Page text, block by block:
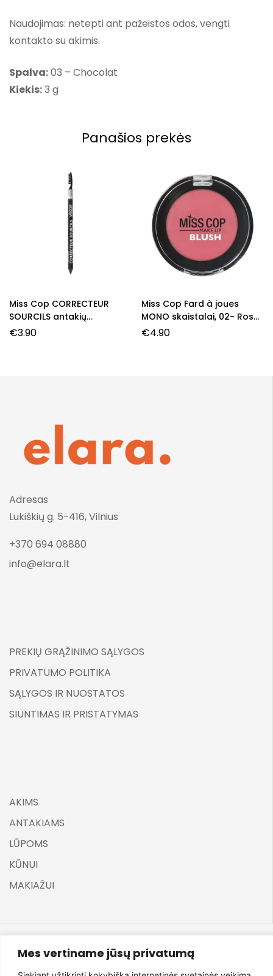
Mes vertiname jūsų privatumą
Naudojimas: netepti ant pažeistos odos, vengti
kontakto su akimis.
Spalva:03 – Chocolat
Kiekis:3 g
Panašios prekės
Miss Cop CORRECTEUR
SOURCILS antakių
pieštukas, 02- Taupe, 1,0 g.
€3.90
Miss Cop Fard à joues
MONO skaistalai, 02- Rose,
3,2 g.
€4.90
Adresas
Lukiškių g. 5-416, Vilnius
+370 694 08880
info@elara.lt
PREKIŲ GRĄŽINIMO SĄLYGOS
PRIVATUMO POLITIKA
SĄLYGOS IR NUOSTATOS
SIUNTIMAS IR PRISTATYMAS
AKIMS
ANTAKIAMS
LŪPOMS
KŪNUI
MAKIAŽUI
©ELARA BY UGNĖ ZAVISTAUSKAITĖ 2025